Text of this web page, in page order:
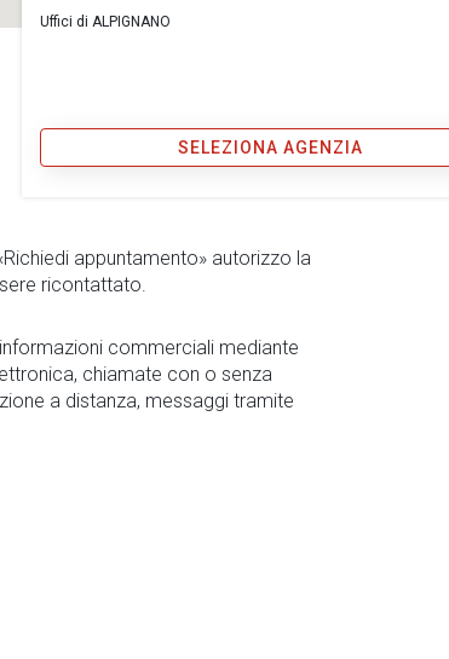
Uffici di ALPIGNANO
SELEZIONA AGENZIA
appuntamento» autorizzo la
ricontattato.
commerciali mediante
chiamate con o senza
a distanza, messaggi tramite